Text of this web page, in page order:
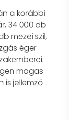
a korábbi
34 000 db
mezei szil,
éger
magas
is jellemző